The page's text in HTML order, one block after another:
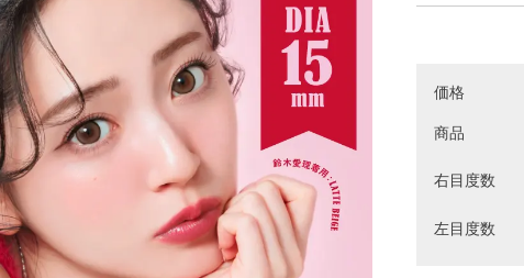
価格
商品
右目度数
左目度数
カラコン・サークルレンズ 1day 商品一覧を見る
カ
カ
クリアコンタクトレンズ 1day 商品一覧を見る